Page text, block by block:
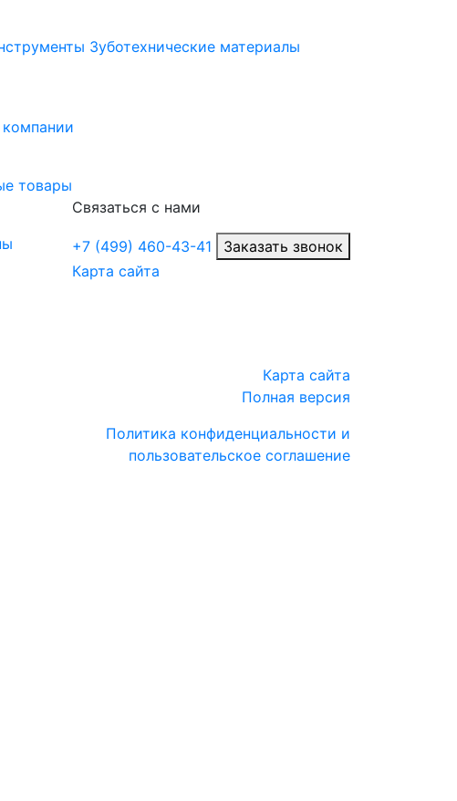
Зуботехнические материалы
товары
Связаться с нами
+7 (499) 460-43-41
Заказать звонок
Карта сайта
Карта сайта
Полная версия
Политика конфиденциальности и
пользовательское соглашение